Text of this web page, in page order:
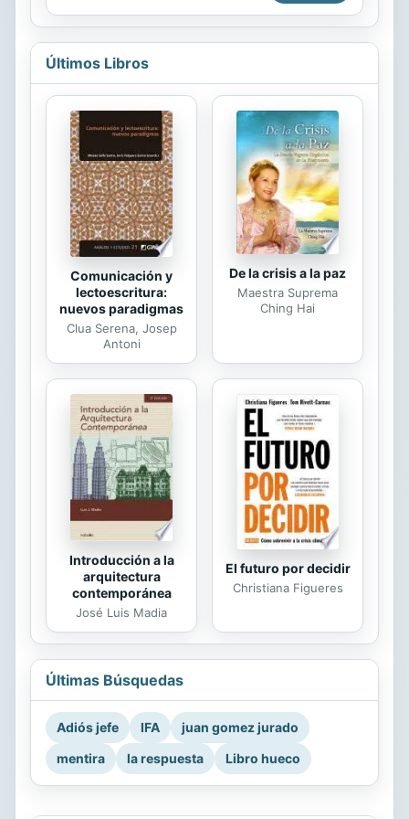
que su obra ha captado elementos
esenciales de nuestra...
calidad artística, que le ha valido el
título de «La Capilla Sixtina de
único conjunto indio que conserva
pinturas murales de la antigüedad en
relativo buen estado de
conservación. Este ensayo analiza en
detalle este conjunto artístico
fundamental.
Últimos Libros
Comunicación y
lectoescritura:
nuevos paradigmas
Clua Serena, Josep
Antoni
De la crisis a la paz
Maestra Suprema
Ching Hai
Introducción a la
arquitectura
contemporánea
José Luis Madia
El futuro por decidir
Christiana Figueres
Últimas Búsquedas
Adiós jefe IFA
juan gomez jurado
mentira
la respuesta Libro hueco